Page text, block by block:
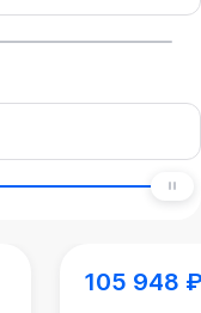
105 948